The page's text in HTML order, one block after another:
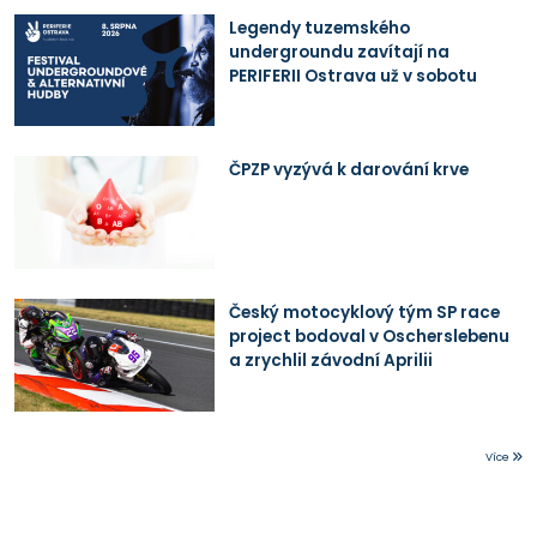
Legendy tuzemského
undergroundu zavítají na
PERIFERII Ostrava už v sobotu
ČPZP vyzývá k darování krve
Český motocyklový tým SP race
project bodoval v Oscherslebenu
a zrychlil závodní Aprilii
Více